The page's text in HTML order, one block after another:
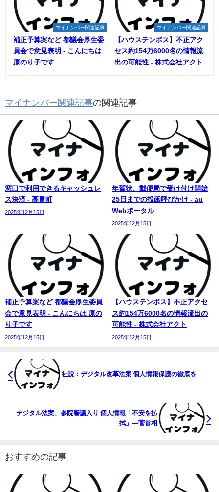
マイナンバー関連記事
補正予算案など 都議会厚生委
員会で意見表明 - こんにちは
原のり子です
マイナンバー関連記事
【ハウステンボス】不正アク
セス約154万6000名の情報流
出の可能性 - 株式会社アクト
マイナンバー関連記事の関連記事
窓口で利用できるキャッシュレ
ス決済 - 高畠町
2025年12月15日
年賀状、郵便局で受け付け開始
25日までの投函呼びかけ - au
Webポータル
2025年12月15日
補正予算案など 都議会厚生委員
会で意見表明 - こんにちは 原の
り子です
2025年12月15日
【ハウステンボス】不正アクセ
ス約154万6000名の情報流出の
可能性 - 株式会社アクト
2025年12月15日
社説：デジタル改革法案 個人情報保護の徹底を
デジタル法案、参院審議入り 個人情報「不安を払
拭」―菅首相
おすすめの記事